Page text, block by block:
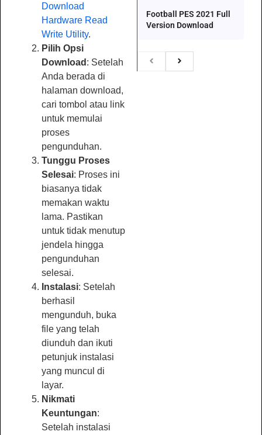
Download
Hardware Read
Write Utility.
Pilih Opsi
Download : Setelah
Anda berada di
halaman download,
cari tombol atau link
untuk memulai
proses
pengunduhan.
Tunggu Proses
Selesai: Proses ini
biasanya tidak
memakan waktu
lama. Pastikan
untuk tidak menutup
jendela hingga
pengunduhan
selesai.
Instalasi: Setelah
berhasil
mengunduh, buka
file yang telah
diunduh dan ikuti
petunjuk instalasi
yang muncul di
layar.
Nikmati
Keuntungan:
Setelah instalasi
Football PES 2021 Full
Version Download